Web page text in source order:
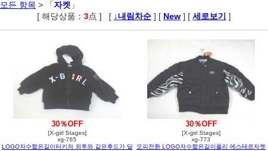
모든 항목 > 「자켓 」
[ 해당상품： 3点 ] [ ↓내림차순 ] [ New ] [ 세로보기 ]
30％OFF
[X-girl Stages]
xg-765
LOGO자수짧은길이터키의 외투와 같은후드가 달
30％OFF
[X-girl Stages]
xg-773
모피전환 LOGO자수짧은길이폴리 에스테르자켓